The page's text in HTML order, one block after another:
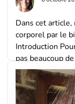
Dans cet
corporel par le
Introduction
pas beaucoup
j’insisterais,
doute cela qui
actuel et […]